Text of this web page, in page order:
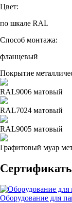
Цвет:
по шкале RAL
Способ монтажа:
фланцевый
Покрытие
RAL9006 матовый
RAL7024 матовый
RAL9005 матовый
Графитовый муар
Оборудование для